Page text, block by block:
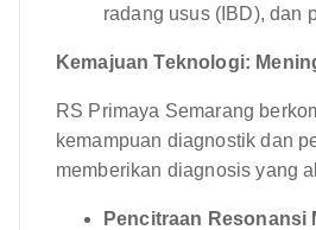
radang usus (IBD), dan
Kemajuan Teknologi:
RS Primaya Semarang
kemampuan diagnostik dan
memberikan diagnosis yang
Pencitraan Resonansi